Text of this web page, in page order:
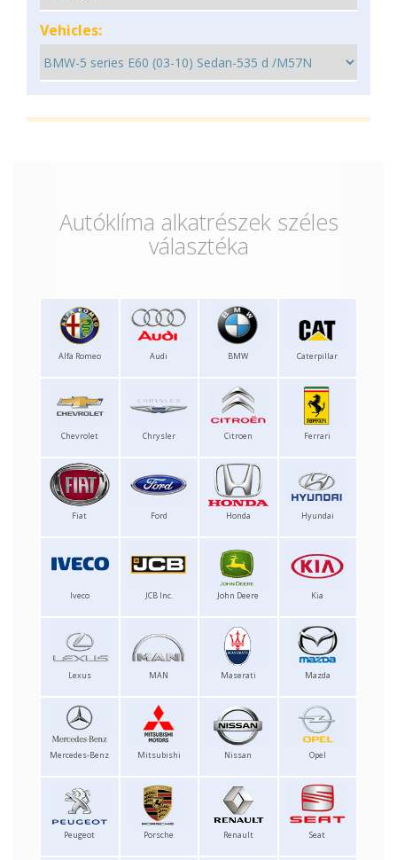
Vehicles:
Autóklíma alkatrészek széles
választéka
Alfa Romeo Audi BMW Caterpillar
Chevrolet Chrysler Citroen Ferrari
Fiat Ford Honda Hyundai
Iveco JCB Inc. John Deere Kia
Lexus MAN Maserati Mazda
Mercedes-Benz Mitsubishi Nissan Opel
Peugeot Porsche Renault Seat